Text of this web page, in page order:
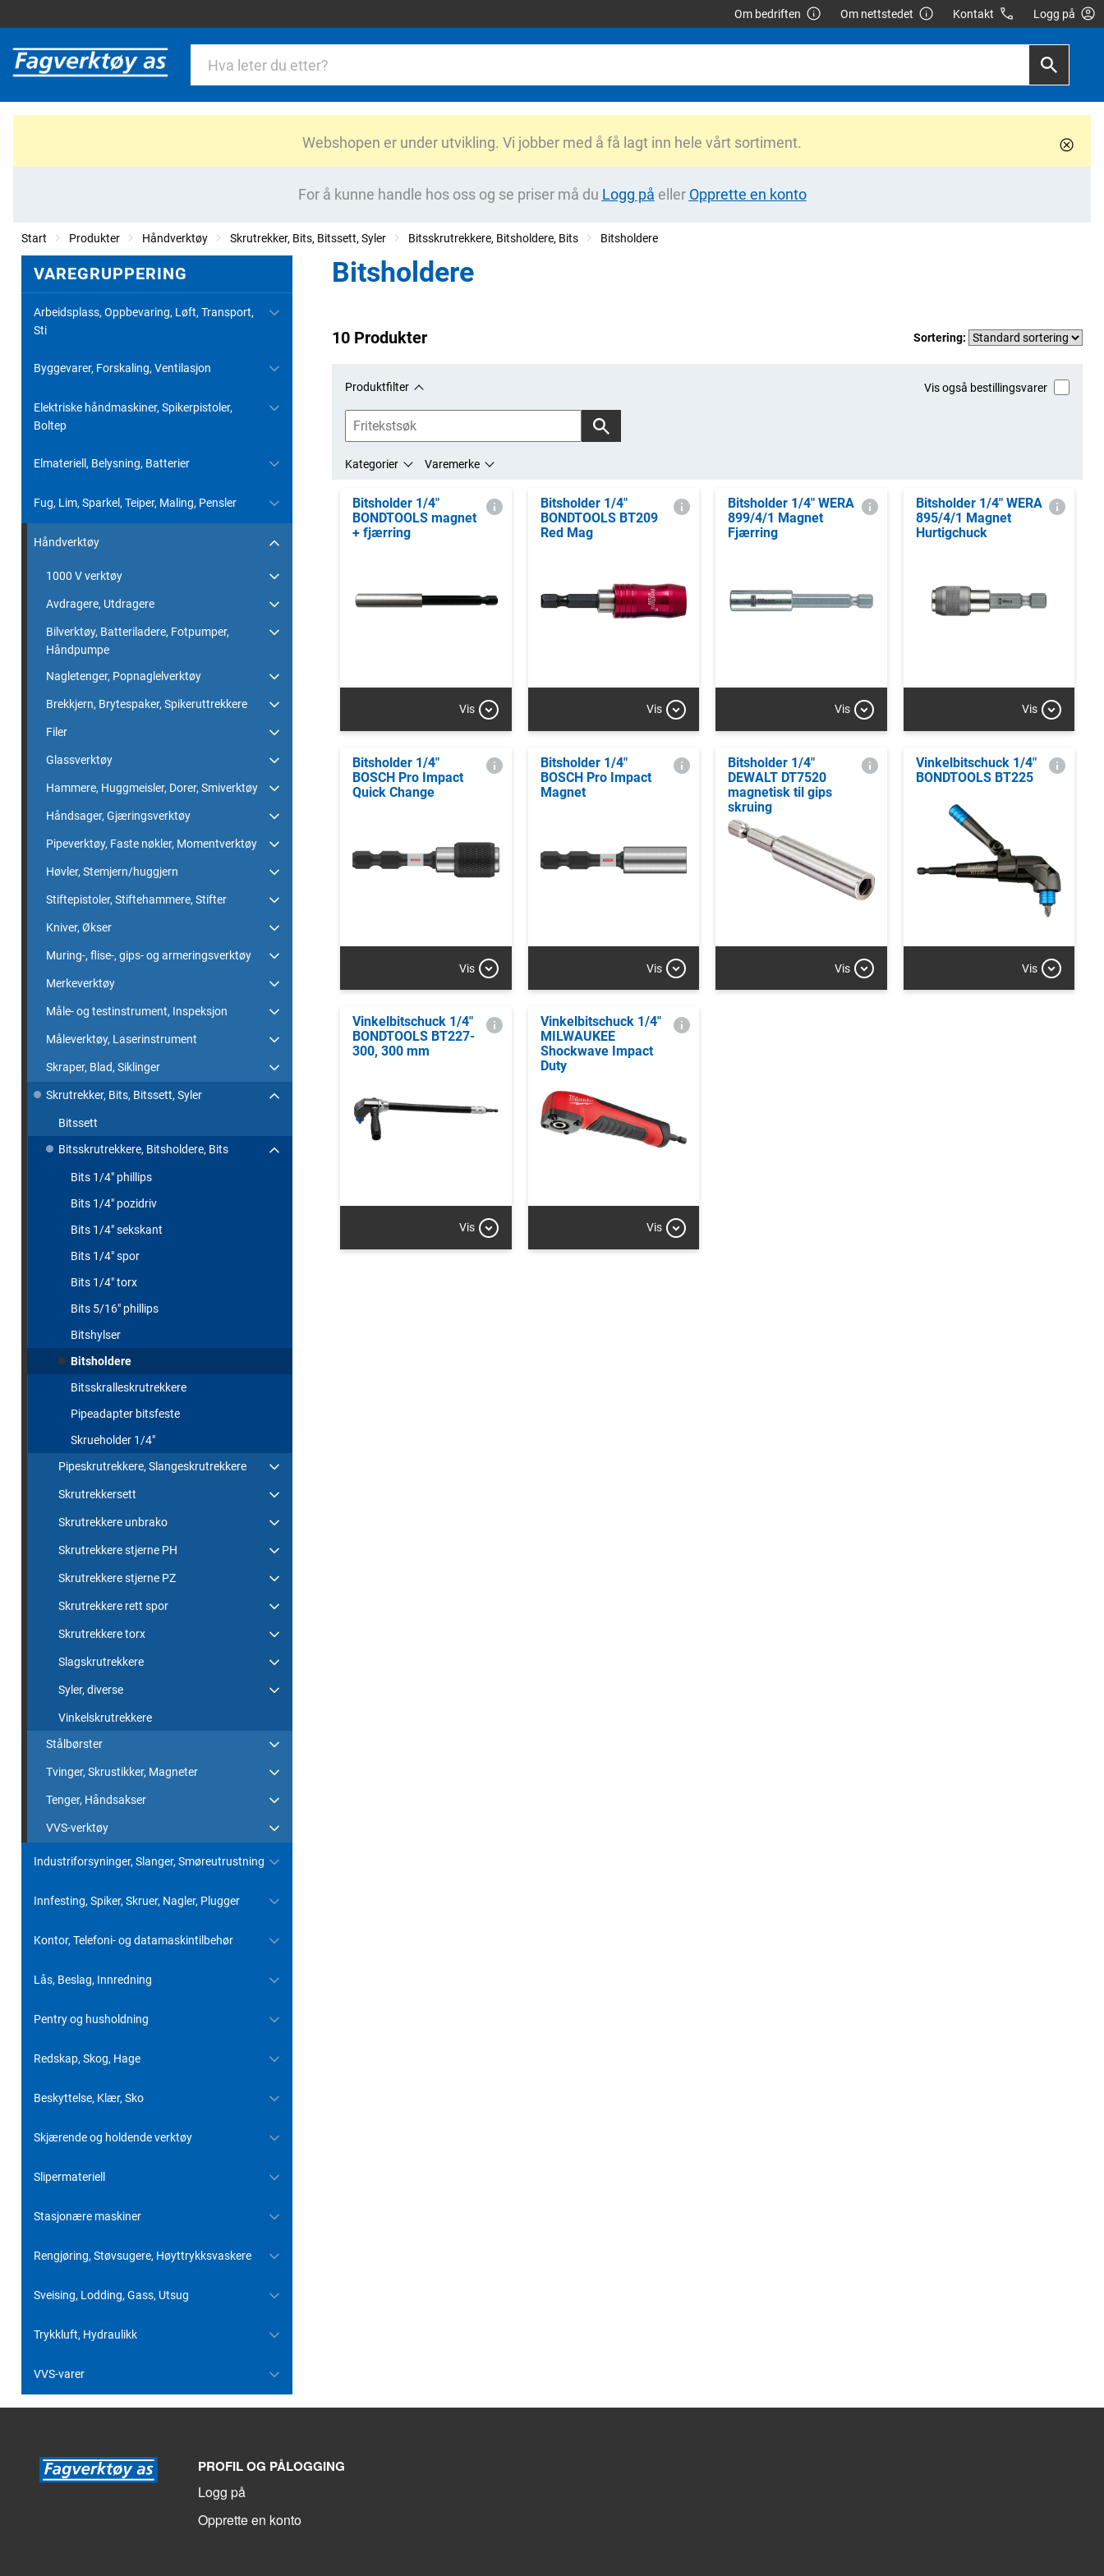
Om bedriften Om nettstedet Kontakt Logg på
Webshopen er under utvikling. Vi jobber med å få lagt inn hele vårt sortiment.
For å kunne handle hos oss og se priser må du Logg på eller Opprette en konto
Start Produkter Håndverktøy Skrutrekker, Bits, Bitssett, Syler Bitsskrutrekkere, Bitsholdere, Bits Bitsholdere
VAREGRUPPERING
Arbeidsplass, Oppbevaring, Løft, Transport,
Sti
Byggevarer, Forskaling, Ventilasjon
Elektriske håndmaskiner, Spikerpistoler,
Boltep
Elmateriell, Belysning, Batterier
Fug, Lim, Sparkel, Teiper, Maling, Pensler
Håndverktøy
1000 V verktøy
Avdragere, Utdragere
Bilverktøy, Batteriladere, Fotpumper,
Håndpumpe
Nagletenger, Popnaglelverktøy
Brekkjern, Brytespaker, Spikeruttrekkere
Filer
Glassverktøy
Hammere, Huggmeisler, Dorer, Smiverktøy
Håndsager, Gjæringsverktøy
Pipeverktøy, Faste nøkler, Momentverktøy
Høvler, Stemjern/huggjern
Stiftepistoler, Stiftehammere, Stifter
Kniver, Økser
Muring-, flise-, gips- og armeringsverktøy
Merkeverktøy
Måle- og testinstrument, Inspeksjon
Måleverktøy, Laserinstrument
Skraper, Blad, Siklinger
Skrutrekker, Bits, Bitssett, Syler
Bitssett
Bitsskrutrekkere, Bitsholdere, Bits
Bits 1/4" phillips
Bits 1/4" pozidriv
Bits 1/4" sekskant
Bits 1/4" spor
Bits 1/4" torx
Bits 5/16" phillips
Bitshylser
Bitsholdere
Bitsskralleskrutrekkere
Pipeadapter bitsfeste
Skrueholder 1/4"
Pipeskrutrekkere, Slangeskrutrekkere
Skrutrekkersett
Skrutrekkere unbrako
Skrutrekkere stjerne PH
Skrutrekkere stjerne PZ
Skrutrekkere rett spor
Skrutrekkere torx
Slagskrutrekkere
Syler, diverse
Vinkelskrutrekkere
Stålbørster
Tvinger, Skrustikker, Magneter
Tenger, Håndsakser
VVS-verktøy
Industriforsyninger, Slanger, Smøreutrustning
Innfesting, Spiker, Skruer, Nagler, Plugger
Kontor, Telefoni- og datamaskintilbehør
Lås, Beslag, Innredning
Pentry og husholdning
Redskap, Skog, Hage
Beskyttelse, Klær, Sko
Skjærende og holdende verktøy
Slipermateriell
Stasjonære maskiner
Rengjøring, Støvsugere, Høyttrykksvaskere
Sveising, Lodding, Gass, Utsug
Trykkluft, Hydraulikk
VVS-varer
Bitsholdere
10 Produkter Sortering:
Produktfilter Vis også bestillingsvarer
Kategorier Varemerke
Bitsholder 1/4"
BONDTOOLS magnet
+ fjærring
Vis
Bitsholder 1/4"
BONDTOOLS BT209
Red Mag
Vis
Bitsholder 1/4" WERA
899/4/1 Magnet
Fjærring
Vis
Bitsholder 1/4" WERA
895/4/1 Magnet
Hurtigchuck
Vis
Bitsholder 1/4"
BOSCH Pro Impact
Quick Change
Vis
Bitsholder 1/4"
BOSCH Pro Impact
Magnet
Vis
Bitsholder 1/4"
DEWALT DT7520
magnetisk til gips
skruing
Vis
Vinkelbitschuck 1/4"
BONDTOOLS BT225
Vis
Vinkelbitschuck 1/4"
BONDTOOLS BT227-
300, 300 mm
Vis
Vinkelbitschuck 1/4"
MILWAUKEE
Shockwave Impact
Duty
Vis
PROFIL OG PÅLOGGING
Logg på
Opprette en konto